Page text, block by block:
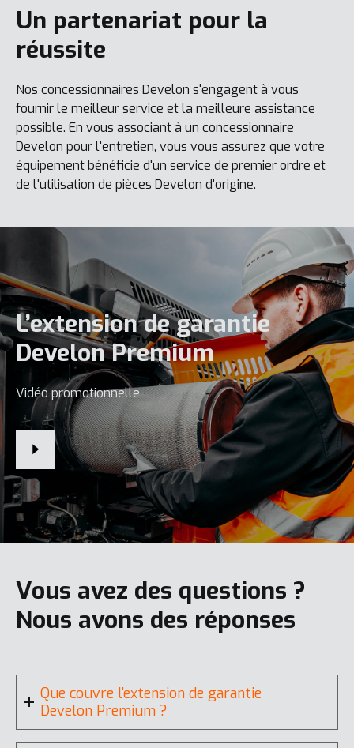
Un partenariat pour la
réussite
Nos concessionnaires Develon s'engagent à vous
fournir le meilleur service et la meilleure assistance
possible. En vous associant à un concessionnaire
Develon pour l'entretien, vous vous assurez que votre
équipement bénéficie d'un service de premier ordre et
de l'utilisation de pièces Develon d'origine.
L’extension de garantie
Develon Premium
Vidéo promotionnelle
Vous avez des questions ?
Nous avons des réponses
Que couvre l'extension de garantie
Develon Premium ?